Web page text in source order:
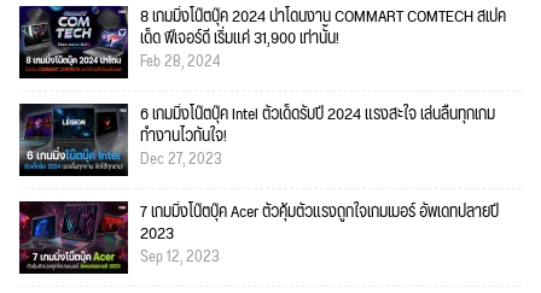
8 เกมมิ่งโน๊ตบุ๊ค 2024 น่าโดนงาน COMMART COMTECH สเปค
เด็ด ฟีเจอร์ดี เริ่มแค่ 31,900 เท่านั้น!
Feb 28, 2024
6 เกมมิ่งโน๊ตบุ๊ค Intel ตัวเด็ดรับปี 2024 แรงสะใจ เล่นลื่นทุกเกม
ทำงานไวทันใจ!
Dec 27, 2023
7 เกมมิ่งโน๊ตบุ๊ค Acer ตัวคุ้มตัวแรงถูกใจเกมเมอร์ อัพเดทปลายปี
2023
Sep 12, 2023